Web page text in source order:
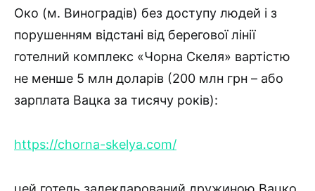
Око (м. Виноградів) без доступу людей і з
порушенням відстані від берегової лінії
готелний комплекс «Чорна Скеля» вартістю
не менше 5 млн доларів (200 млн грн – або
зарплата Вацка за тисячу років):
https://chorna-skelya.com/